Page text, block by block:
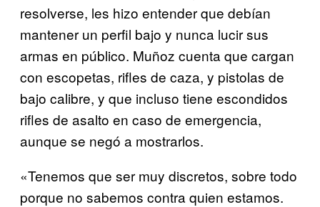
resolverse, les hizo entender que debían
mantener un perfil bajo y nunca lucir sus
armas en público. Muñoz cuenta que cargan
con escopetas, rifles de caza, y pistolas de
bajo calibre, y que incluso tiene escondidos
rifles de asalto en caso de emergencia,
aunque se negó a mostrarlos.
«Tenemos que ser muy discretos, sobre todo
porque no sabemos contra quien estamos.